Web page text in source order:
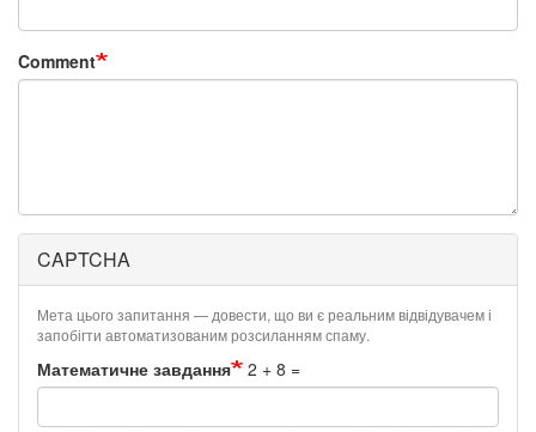
Comment
CAPTCHA
Мета цього запитання — довести, що ви є реальним відвідувачем і
запобігти автоматизованим розсиланням спаму.
Математичне завдання 2 + 8 =